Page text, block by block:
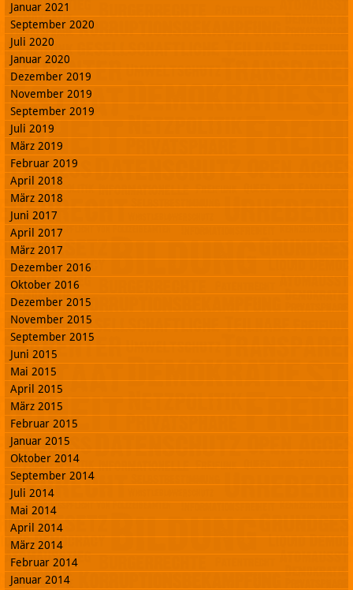
Januar 2021
September 2020
Juli 2020
Januar 2020
Dezember 2019
November 2019
September 2019
Juli 2019
März 2019
Februar 2019
April 2018
März 2018
Juni 2017
April 2017
März 2017
Dezember 2016
Oktober 2016
Dezember 2015
November 2015
September 2015
Juni 2015
Mai 2015
April 2015
März 2015
Februar 2015
Januar 2015
Oktober 2014
September 2014
Juli 2014
Mai 2014
April 2014
März 2014
Februar 2014
Januar 2014